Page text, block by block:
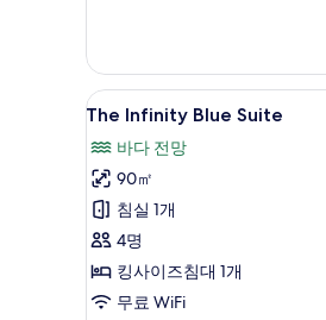
기
Pool
Duplex)
자
히
보
기
The
Infinity
Blue
Suite
사
진
모
두
6
The Infinity Blue Suite
바다 전망
90㎡
침실 1개
4명
킹사이즈침대 1개
무료 WiFi